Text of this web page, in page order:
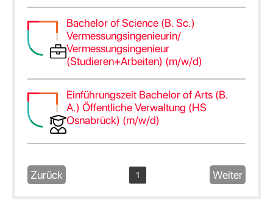
Bachelor of Science (B. Sc.)
Vermessungsingenieurin/
Vermessungsingenieur
(Studieren+Arbeiten) (m/w/d)
Einführungszeit Bachelor of Arts (B.
A.) Öffentliche Verwaltung (HS
Osnabrück) (m/w/d)
Zurück 1 Weiter